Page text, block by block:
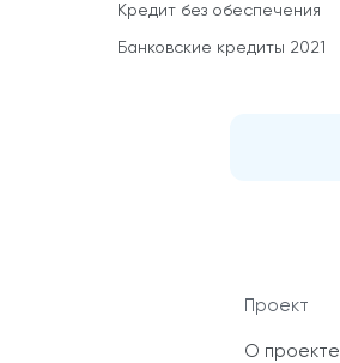
Кредит без обеспечения
Банковские кредиты 2021
Проект
О проекте